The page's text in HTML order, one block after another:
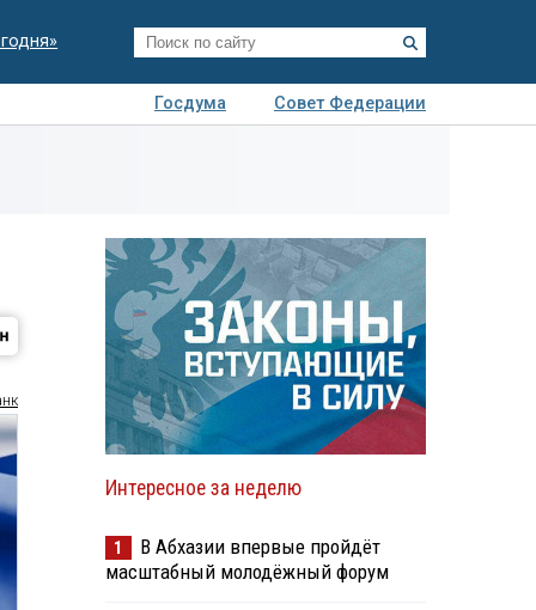
Госдума
Совет Федерации
Интересное за неделю
1
В Абхазии впервые пройдёт
масштабный молодёжный форум